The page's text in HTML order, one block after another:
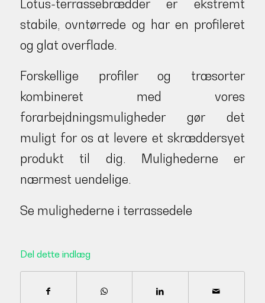
Lotus-terrassebrædder er ekstremt
stabile, ovntørrede og har en profileret
og glat overflade.
Forskellige profiler og træsorter
kombineret med vores
forarbejdningsmuligheder gør det
muligt for os at levere et skræddersyet
produkt til dig. Mulighederne er
nærmest uendelige.
Se mulighederne i terrassedele
Del dette indlæg